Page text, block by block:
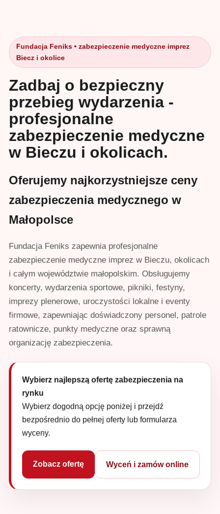
Fundacja Feniks • zabezpieczenie medyczne imprez
Biecz i okolice
Zadbaj o bezpieczny
przebieg wydarzenia -
profesjonalne
zabezpieczenie medyczne
w Bieczu i okolicach.
Oferujemy najkorzystniejsze ceny
zabezpieczenia medycznego w
Małopolsce
Fundacja Feniks zapewnia profesjonalne
zabezpieczenie medyczne imprez w Bieczu, okolicach
i całym województwie małopolskim. Obsługujemy
koncerty, wydarzenia sportowe, pikniki, festyny,
imprezy plenerowe, uroczystości lokalne i eventy
firmowe, zapewniając doświadczony personel, patrole
ratownicze, punkty medyczne oraz sprawną
organizację zabezpieczenia.
Wybierz najlepszą ofertę zabezpieczenia na
rynku
Wybierz dogodną opcję poniżej i przejdź
bezpośrednio do pełnej oferty lub formularza
wyceny.
Zobacz ofertę Wyceń i zamów online